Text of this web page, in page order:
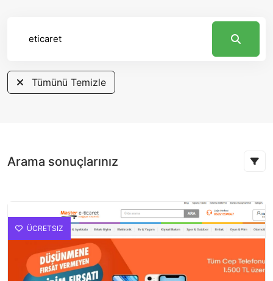
Tümünü Temizle
Arama sonuçlarınız
ÜCRETSIZ